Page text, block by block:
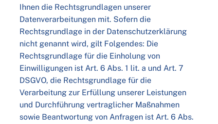
Ihnen die Rechtsgrundlagen unserer
Datenverarbeitungen mit. Sofern die
Rechtsgrundlage in der Datenschutzerklärung
nicht genannt wird, gilt Folgendes: Die
Rechtsgrundlage für die Einholung von
Einwilligungen ist Art. 6 Abs. 1 lit. a und Art. 7
DSGVO, die Rechtsgrundlage für die
Verarbeitung zur Erfüllung unserer Leistungen
und Durchführung vertraglicher Maßnahmen
sowie Beantwortung von Anfragen ist Art. 6 Abs.